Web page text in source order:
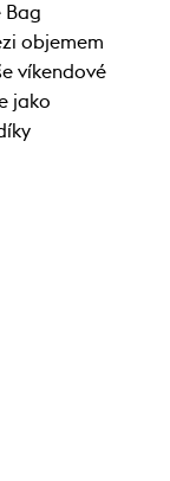
Bag
objemem
víkendové
jako